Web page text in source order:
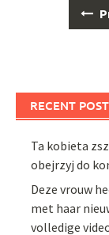
navigation
RECENT
Ta kobieta
obejrzyj do
Deze vrouw
met haar
volledige